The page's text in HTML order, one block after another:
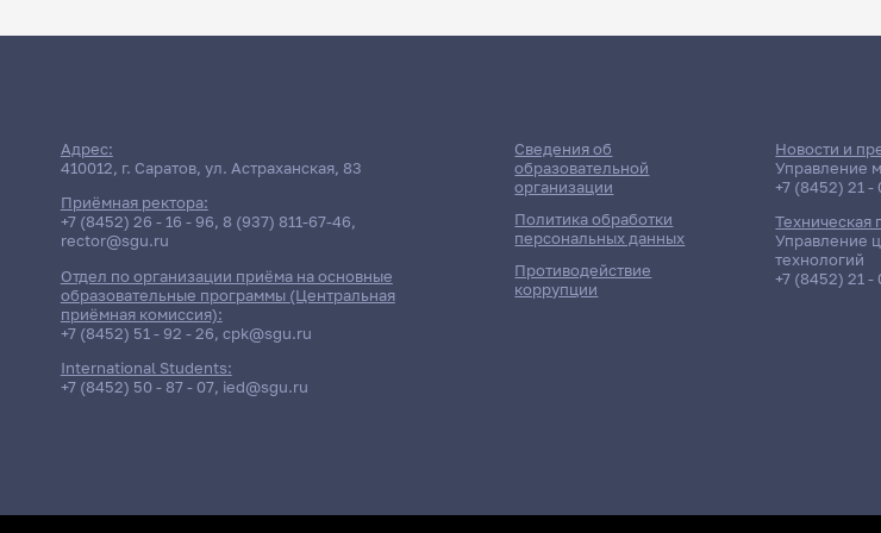
Адрес:
410012, г. Саратов, ул. Астраханская, 83
Приёмная ректора:
+7 (8452) 26 - 16 - 96, 8 (937) 811-67-46,
rector@sgu.ru
Отдел по организации приёма на основные
образовательные программы (Центральная
приёмная комиссия):
+7 (8452) 51 - 92 - 26, cpk@sgu.ru
International Students:
+7 (8452) 50 - 87 - 07, ied@sgu.ru
Сведения об
образовательной
организации
Политика обработки
персональных данных
Противодействие
коррупции
Новости и
Управление
+7 (8452) 21 -
Техническая
Управление
технологий
+7 (8452) 21 -